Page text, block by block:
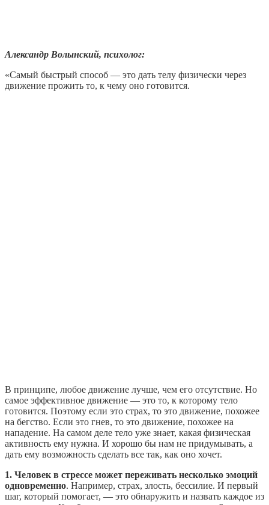
Александр Волынский, психолог:
«Самый быстрый способ — это дать телу физически через
движение прожить то, к чему оно готовится.
В принципе, любое движение лучше, чем его отсутствие. Но
самое эффективное движение — это то, к которому тело
готовится. Поэтому если это страх, то это движение, похожее
на бегство. Если это гнев, то это движение, похожее на
нападение. На самом деле тело уже знает, какая физическая
активность ему нужна. И хорошо бы нам не придумывать, а
дать ему возможность сделать все так, как оно хочет.
1. Человек в стрессе может переживать несколько эмоций
одновременно. Например, страх, злость, бессилие. И первый
шаг, который помогает, — это обнаружить и назвать каждое из